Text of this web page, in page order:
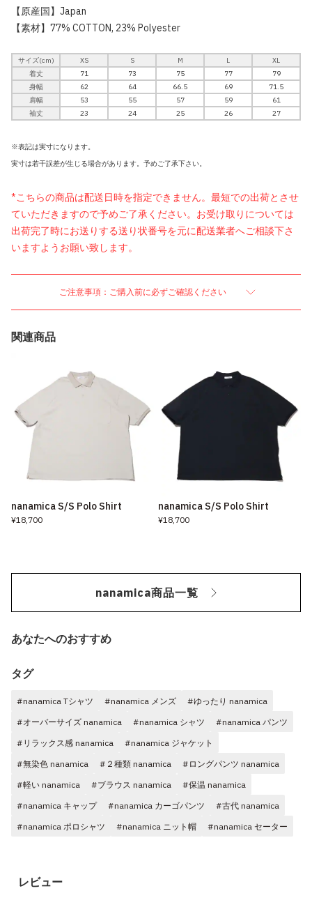
【原産国】Japan
【素材】77% COTTON, 23% Polyester
サイズ(cm) XS S M L
XL
着丈
71 73 75 77
79
身幅
62 64 66.5 69
71.5
肩幅
53 55 57 59
61
袖丈
23 24 25 26 27
※表記は実寸になります。
実寸は若干誤差が生じる場合があります。予めご了承下さい。
*こちらの商品は配送日時を指定できません。最短での出荷とさせ
ていただきますので予めご了承ください。お受け取りについては
出荷完了時にお送りする送り状番号を元に配送業者へご相談下さ
いますようお願い致します。
ご注意事項：ご購入前に必ずご確認ください
関連商品
nanamica S/S Polo Shirt
¥18,700
nanamica S/S Polo Shirt
¥18,700
nanamica商品一覧
あなたへのおすすめ
タグ
#nanamica Tシャツ #nanamica メンズ
#ゆったり nanamica
#オーバーサイズ nanamica
#nanamica シャツ
#nanamica パンツ
#リラックス感 nanamica
#nanamica ジャケット
#無染色 nanamica
#２種類 nanamica
#ロングパンツ nanamica
#軽い nanamica
#ブラウス nanamica
#保温 nanamica
#nanamica キャップ
#nanamica カーゴパンツ
#古代 nanamica
#nanamica ポロシャツ
#nanamica ニット帽 #nanamica セーター